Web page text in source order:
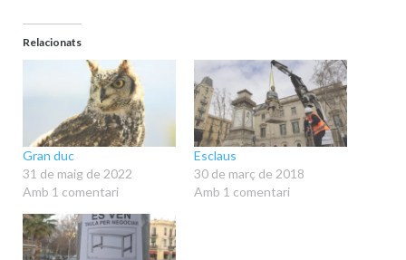
Relacionats
Gran duc
31 de maig de 2022
Amb 1 comentari
Esclaus
30 de març de 2018
Amb 1 comentari